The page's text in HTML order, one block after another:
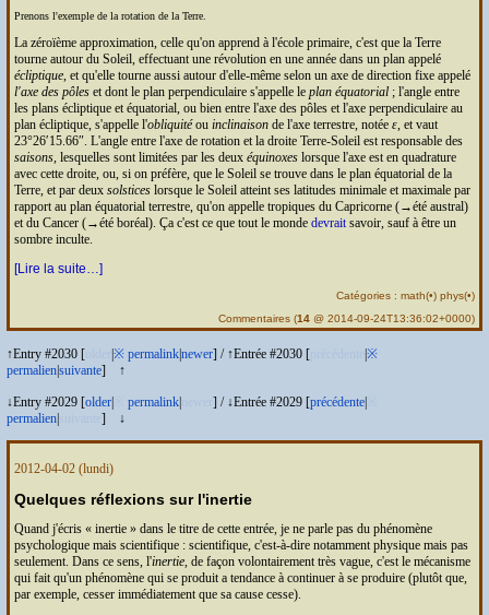
Prenons l'exemple de la rotation de la Terre.
La zéroïème approximation, celle qu'on apprend à l'école primaire, c'est que la Terre
tourne autour du Soleil, effectuant une révolution en une année dans un plan appelé
écliptique, et qu'elle tourne aussi autour d'elle-même selon un axe de direction fixe appelé
l'axe des pôleset dont le plan perpendiculaire s'appelle le plan équatorial; l'angle entre
les plans écliptique et équatorial, ou bien entre l'axe des pôles et l'axe perpendiculaire au
plan écliptique, s'appelle l'obliquitéou inclinaisonde l'axe terrestre, notée ε, et vaut
23°26′15.66″. L'angle entre l'axe de rotation et la droite Terre-Soleil est responsable des
saisons, lesquelles sont limitées par les deux équinoxeslorsque l'axe est en quadrature
avec cette droite, ou, si on préfère, que le Soleil se trouve dans le plan équatorial de la
Terre, et par deux solsticeslorsque le Soleil atteint ses latitudes minimale et maximale par
rapport au plan équatorial terrestre, qu'on appelle tropiques du Capricorne (→été austral)
et du Cancer (→été boréal). Ça c'est ce que tout le monde devraitsavoir, sauf à être un
sombre inculte.
[Lire la suite…]
Catégories :math(•)phys(•)
Commentaires (14 @ 2014-09-24T13:36:02+0000)
↑Entry #2030 [ ※ permalinknewer] / ↑Entrée #2030 [
※
permaliensuivante] ↑
↓Entry #2029 [older permalink ] / ↓Entrée #2029 [précédente
permalien
] ↓
2012-04-02(lundi)
Quelques réflexions sur l'inertie
Quand j'écris inertie
dans le titre de cette entrée, je ne parle pas du phénomène
psychologique mais scientifique : scientifique, c'est-à-dire notamment physique mais pas
seulement. Dans ce sens, l'inertie, de façon volontairement très vague, c'est le mécanisme
qui fait qu'un phénomène qui se produit a tendance à continuer à se produire (plutôt que,
par exemple, cesser immédiatement que sa cause cesse).